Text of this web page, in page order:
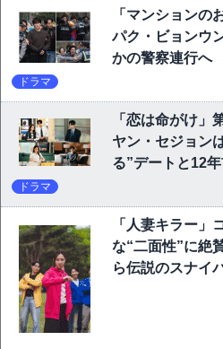
「マンションの
パク・ビョンウ
かの警察連行へ
ドラマ
「恋は命がけ」
ヤン・セジョン
る”デートと12
ドラマ
「人妻キラー」
な“二面性”に絶
ら伝説のスナイ